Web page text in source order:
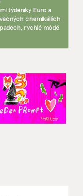
týdeníky Euro a
chemikáliích
rychlé módě